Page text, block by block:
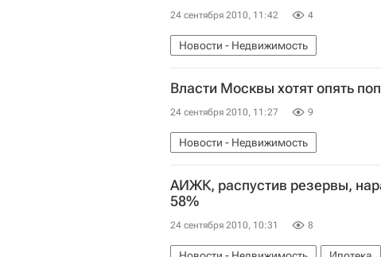
24 сентября 2010, 11:42 4
Новости - Недвижимость
Власти Москвы хотят опять
24 сентября 2010, 11:27 9
Новости - Недвижимость
АИЖК, распустив резервы,
58%
24 сентября 2010, 10:31 8